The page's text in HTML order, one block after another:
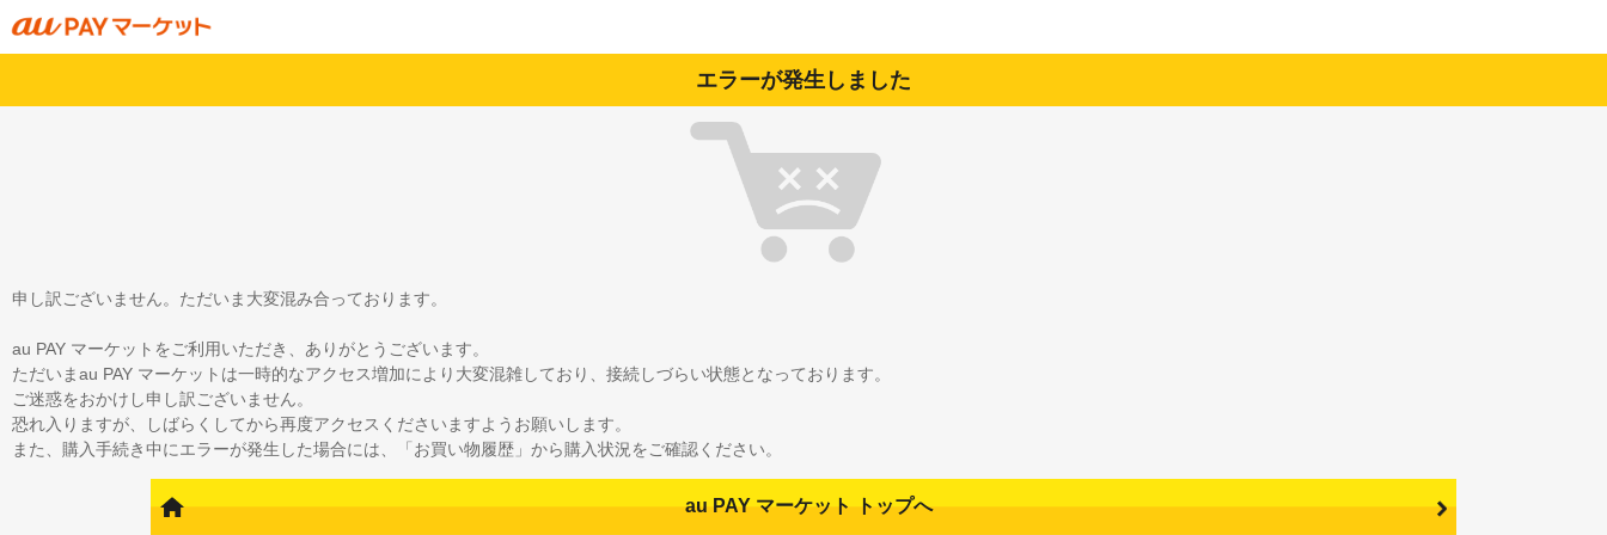
エラーが発生しました
申し訳ございません。ただいま大変混み合っております。
au PAY マーケットをご利用いただき、ありがとうございます。
ただいまau PAY マーケットは一時的なアクセス増加により大変混雑しており、接続しづらい状態となっております。
ご迷惑をおかけし申し訳ございません。
恐れ入りますが、しばらくしてから再度アクセスくださいますようお願いします。
また、購入手続き中にエラーが発生した場合には、「お買い物履歴」から購入状況をご確認ください。
au PAY マーケット トップへ